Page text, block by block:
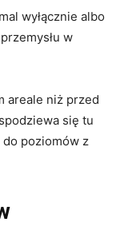
wyłącznie albo
w
areale niż przed
się tu
poziomów z